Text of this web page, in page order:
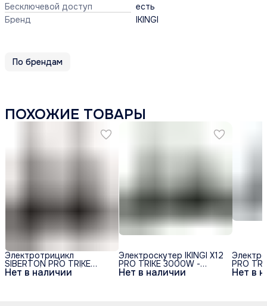
Бесключевой доступ
есть
Бренд
IKINGI
По брендам
ПОХОЖИЕ ТОВАРЫ
Нет в наличии
Электротрицикл
SIBERTON PRO TRIKE
3000W (60V/21Ah) Нет в наличии
Электроскутер IKINGI X12
PRO TRIKE 3000W -
Чёрный Нет в
PRO